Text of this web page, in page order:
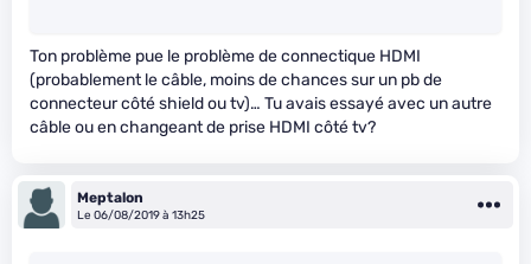
Ton problème pue le problème de connectique HDMI
(probablement le câble, moins de chances sur un pb de
connecteur côté shield ou tv)… Tu avais essayé avec un autre
câble ou en changeant de prise HDMI côté tv?
Meptalon
Le 06/08/2019 à 13h25